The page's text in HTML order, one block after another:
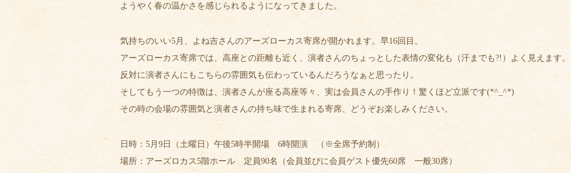
ようやく春の温かさを感じられるようになってきました。
気持ちのいい5月、よね吉さんのアーズローカス寄席が開かれます。早16回目。
アーズローカス寄席では、高座との距離も近く、演者さんのちょっとした表情の変化も（汗までも?!）よく見えます。
反対に演者さんにもこちらの雰囲気も伝わっているんだろうなぁと思ったり。
そしてもう一つの特徴は、演者さんが座る高座等々、実は会員さんの手作り！驚くほど立派です(*^_^*)
その時の会場の雰囲気と演者さんの持ち味で生まれる寄席、どうぞお楽しみください。
日時：5月9日（土曜日）午後5時半開場 6時開演 （※全席予約制）
場所：アーズロカス5階ホール 定員90名（会員並びに会員ゲスト優先60席 一般30席）